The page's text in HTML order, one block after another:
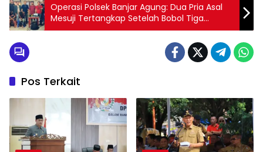
Operasi Polsek Banjar Agung: Dua Pria Asal
Mesuji Tertangkap Setelah Bobol Tiga
Rumah dan Mencuri Motor di Tulang
Pos Terkait